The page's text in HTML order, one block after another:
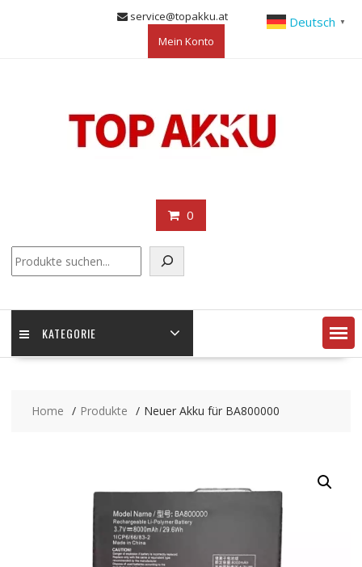
service@topakku.at
Mein Konto
0
KATEGORIE
Home Produkte Neuer Akku für BA800000
Deutsch ▼